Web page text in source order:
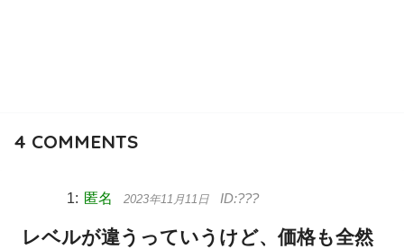
4 COMMENTS
匿名 2023年11月11日
レベルが違うっていうけど、価格も全然